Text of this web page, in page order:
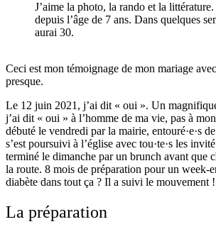
J’aime la photo, la rando et la
depuis l’âge de 7 ans. Dans quelques
aurai 30.
Ceci est mon témoignage de mon mariage
presque.
Le 12 juin 2021, j’ai dit « oui ». Un
j’ai dit « oui » à l’homme de ma vie, pas à
débuté le vendredi par la mairie, entouré·e·s
s’est poursuivi à l’église avec tou·te·s les
terminé le dimanche par un brunch avant que
la route. 8 mois de préparation pour un week-
diabète dans tout ça ? Il a suivi le mouvement !
La préparation